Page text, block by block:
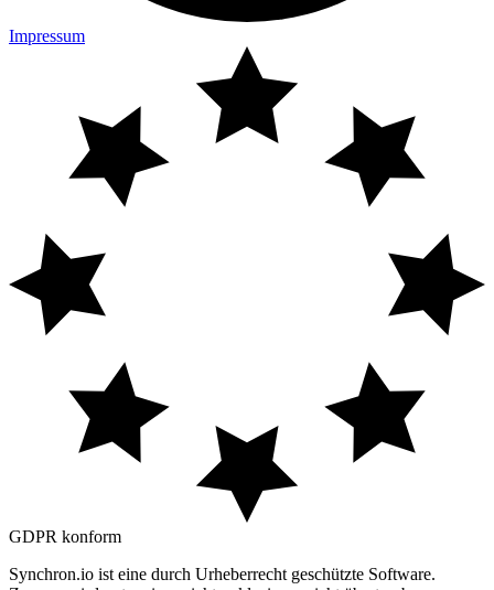
Impressum
GDPR konform
Synchron.io ist eine durch Urheberrecht geschützte Software.